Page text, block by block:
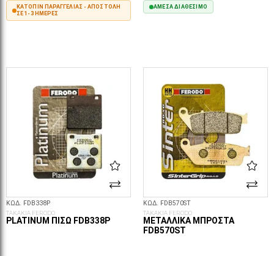
ΚΑΤΌΠΙΝ ΠΑΡΑΓΓΕΛΊΑΣ - ΑΠΟΣΤΟΛΉ
ΣΕ 1-3 ΗΜΈΡΕΣ
ΆΜΕΣΑ ΔΙΑΘΈΣΙΜΟ
ΚΩΔ. FDB338P
ΤΑΚΑΚΙΑ FERODO
PLATINUM ΠΊΣΩ FDB338P
ΚΩΔ. FDB570ST
ΤΑΚΑΚΙΑ FERODO
ΜΕΤΑΛΛΙΚΆ ΜΠΡΟΣΤΆ
FDB570ST